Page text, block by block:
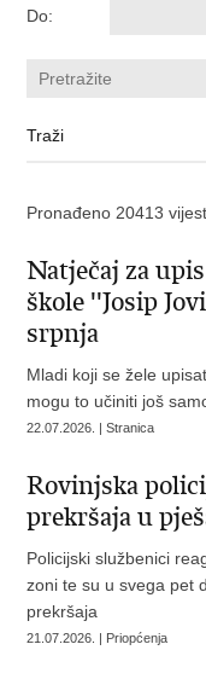
Do:
Pronađeno 20413
Natječaj za
škole ''Josip
srpnja
Mladi koji se žele
mogu to učiniti još
22.07.2026. | Stranica
Rovinjska
prekršaja u
Policijski službenici
zoni te su u svega pet
prekršaja
21.07.2026. | Priopćenja